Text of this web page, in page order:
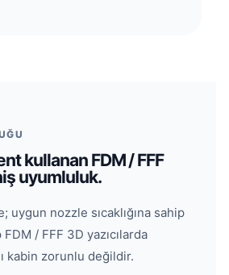
kullanan FDM / FFF
uyumluluk.
uygun nozzle sıcaklığına sahip
FDM / FFF 3D yazıcılarda
kabin zorunlu değildir.